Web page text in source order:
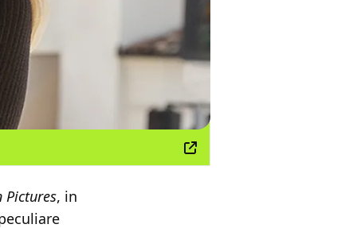
Pictures, in